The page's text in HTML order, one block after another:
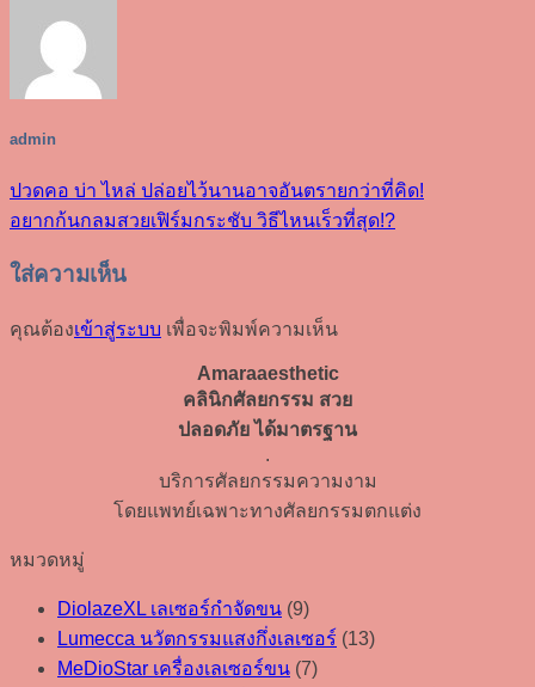
admin
ปวดคอ บ่า ไหล่ ปล่อยไว้นานอาจอันตรายกว่าที่คิด!
อยากก้นกลมสวยเฟิร์มกระชับ วิธีไหนเร็วที่สุด!?
ใส่ความเห็น
คุณต้องเข้าสู่ระบบ เพื่อจะพิมพ์ความเห็น
Amaraaesthetic
คลินิกศัลยกรรม สวย
ปลอดภัย ได้มาตรฐาน
.
บริการศัลยกรรมความงาม
โดยแพทย์เฉพาะทางศัลยกรรมตกแต่ง
หมวดหมู่
DiolazeXL เลเซอร์กำจัดขน (9)
Lumecca นวัตกรรมแสงกึ่งเลเซอร์ (13)
MeDioStar เครื่องเลเซอร์ขน (7)